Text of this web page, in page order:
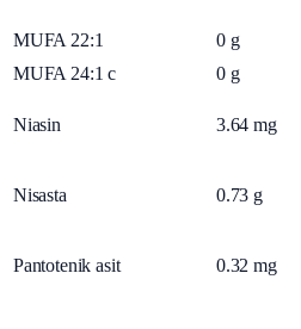
MUFA 22:1 0 g
MUFA 24:1 c
0 g
Niasin 3.64 mg
Nisasta 0.73 g
Pantotenik asit 0.32 mg